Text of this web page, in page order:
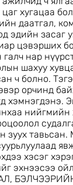
хугацаа
даатгал,
эдийн засаг
цэвэрших
нар
шахуу
ч болно.
орчинд
хэмнэгдэнэ.
нийгмийн
тавьсан.
хэсэг
эхнээсээ